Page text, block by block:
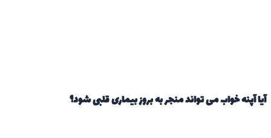
آیا آپنه خواب می تواند منجر به بروز بیماری قلبی شود؟